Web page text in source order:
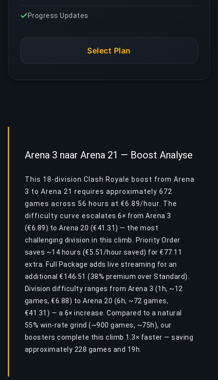
Progress Updates
Select Plan
Arena 3 naar Arena 21 — Boost Analyse
This 18-division Clash Royale boost from Arena
3 to Arena 21 requires approximately 672
games across 56 hours at €6.89/hour. The
difficulty curve escalates 6× from Arena 3
(€6.89) to Arena 20 (€41.31) — the most
challenging division in this climb. Priority Order
saves ~14 hours (€5.51/hour saved) for €77.11
extra. Full Package adds live streaming for an
additional €146.51 (38% premium over Standard).
Division difficulty ranges from Arena 3 (1h, ~12
games, €6.88) to Arena 20 (6h, ~72 games,
€41.31) — a 6× increase. Compared to a natural
55% win-rate grind (~900 games, ~75h), our
boosters complete this climb 1.3× faster — saving
approximately 228 games and 19h.